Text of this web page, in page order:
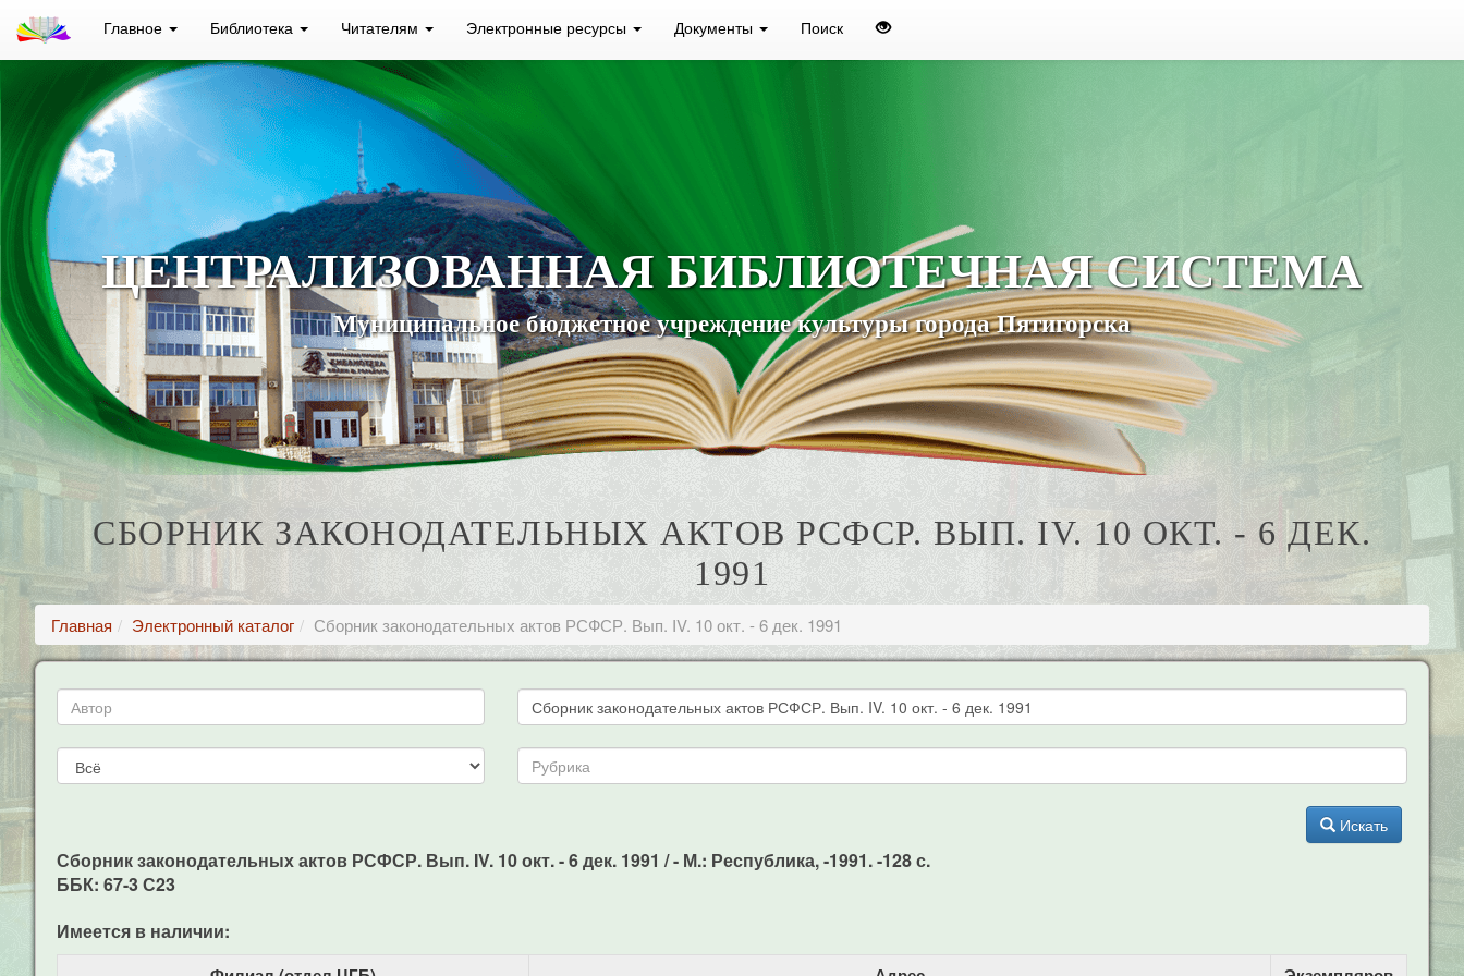
Главное Библиотека Читателям Электронные ресурсы Документы Поиск
ЦЕНТРАЛИЗОВАННАЯ БИБЛИОТЕЧНАЯ СИСТЕМА
Муниципальное бюджетное учреждение культуры города Пятигорска
СБОРНИК ЗАКОНОДАТЕЛЬНЫХ АКТОВ РСФСР. ВЫП. IV. 10 ОКТ. - 6 ДЕК.
1991
Главная Электронный каталог Сборник законодательных актов РСФСР. Вып. IV. 10 окт. - 6 дек. 1991
Искать
Сборник законодательных актов РСФСР. Вып. IV. 10 окт. - 6 дек. 1991 / - М.: Республика, -1991. -128 с.
ББК: 67-3 С23
Имеется в наличии: